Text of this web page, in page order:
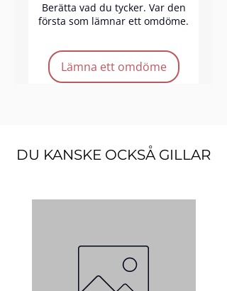
Durable & reusable
Berätta vad du tycker. Var den
första som lämnar ett omdöme.
Lämna ett omdöme
DU KANSKE OCKSÅ GILLAR